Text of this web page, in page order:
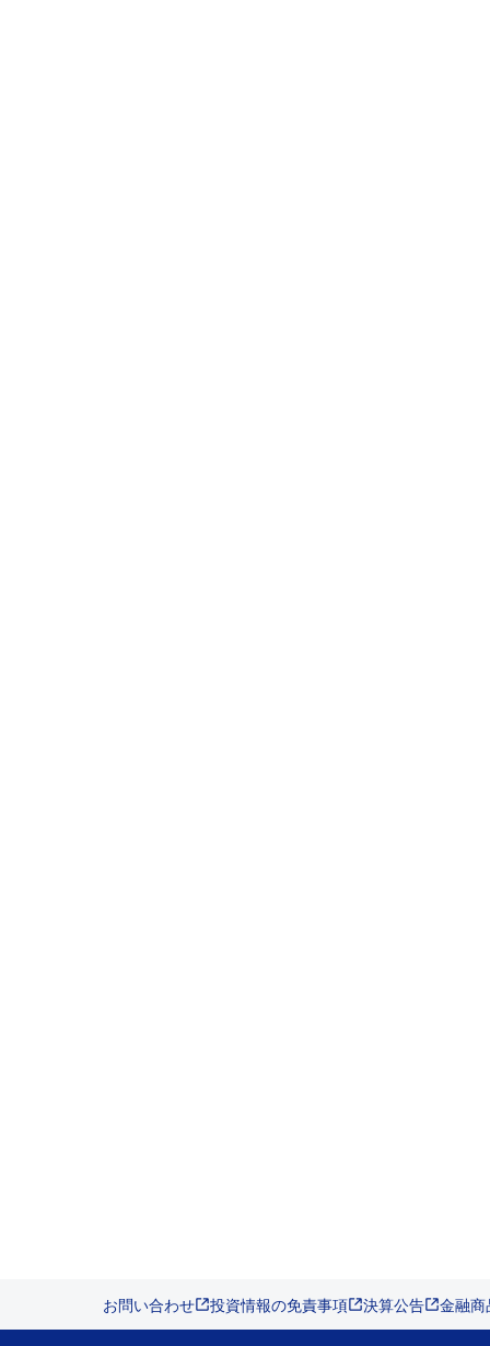
お問い合わせ 投資情報の免責事項 決算公告 金融